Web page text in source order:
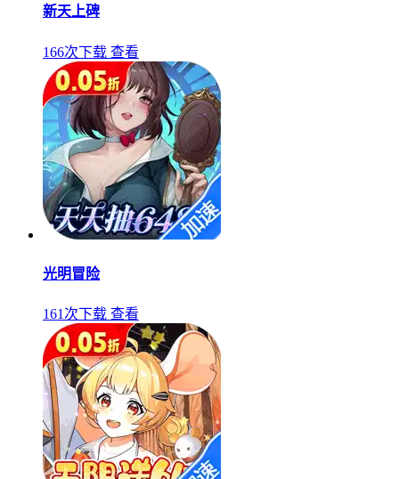
新天上碑
166次下载 查看
光明冒险
161次下载 查看